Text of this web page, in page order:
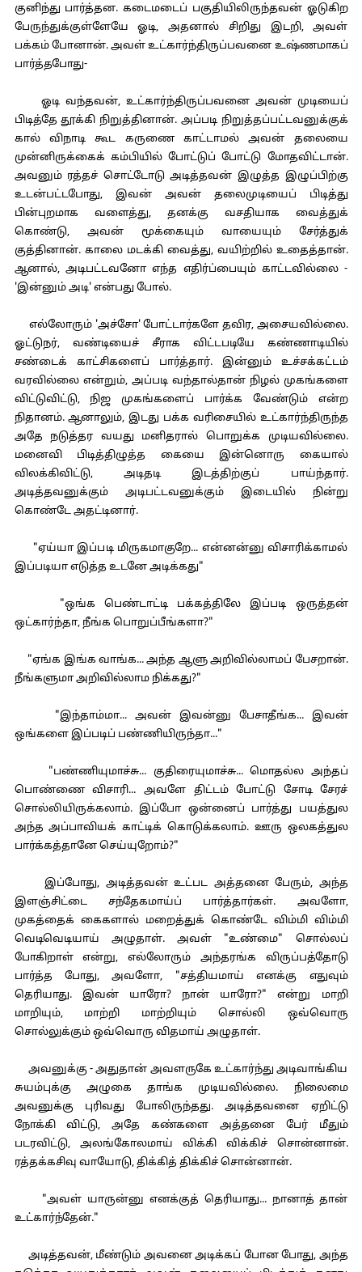
குனிந்து பார்த்தன. கடைமடைப் பகுதியிலிருந்தவன் ஓடுகிற
பேருந்துக்குள்ளேயே ஓடி, அதனால் சிறிது இடறி, அவள்
பக்கம் போனான். அவள் உட்கார்ந்திருப்பவனை உஷ்ணமாகப்
பார்த்தபோது-
ஓடி வந்தவன், உட்கார்ந்திருப்பவனை அவன் முடியைப்
பிடித்தே தூக்கி நிறுத்தினான். அப்படி நிறுத்தப்பட்டவனுக்குக்
கால் விநாடி கூட கருணை காட்டாமல் அவன் தலையை
முன்னிருக்கைக் கம்பியில் போட்டுப் போட்டு மோதவிட்டான்.
அவனும் ரத்தச் சொட்டோடு அடித்தவன் இழுத்த இழுப்பிற்கு
உடன்பட்டபோது, இவன் அவன் தலைமுடியைப் பிடித்து
பின்புறமாக வளைத்து, தனக்கு வசதியாக வைத்துக்
கொண்டு, அவன் மூக்கையும் வாயையும் சேர்த்துக்
குத்தினான். காலை மடக்கி வைத்து, வயிற்றில் உதைத்தான்.
ஆனால், அடிபட்டவனோ எந்த எதிர்ப்பையும் காட்டவில்லை -
'இன்னும் அடி' என்பது போல்.
எல்லோரும் 'அச்சோ' போட்டார்களே தவிர, அசையவில்லை.
ஓட்டுநர், வண்டியைச் சீராக விட்டபடியே கண்ணாடியில்
சண்டைக் காட்சிகளைப் பார்த்தார். இன்னும் உச்சக்கட்டம்
வரவில்லை என்றும், அப்படி வந்தால்தான் நிழல் முகங்களை
விட்டுவிட்டு, நிஜ முகங்களைப் பார்க்க வேண்டும் என்ற
நிதானம். ஆனாலும், இடது பக்க வரிசையில் உட்கார்ந்திருந்த
அதே நடுத்தர வயது மனிதரால் பொறுக்க முடியவில்லை.
மனைவி பிடித்திழுத்த கையை இன்னொரு கையால்
விலக்கிவிட்டு, அடிதடி இடத்திற்குப் பாய்ந்தார்.
அடித்தவனுக்கும் அடிபட்டவனுக்கும் இடையில் நின்று
கொண்டே அதட்டினார்.
"ஏய்யா இப்படி மிருகமாகுறே... என்னன்னு விசாரிக்காமல்
இப்படியா எடுத்த உடனே அடிக்கது"
"ஒங்க பெண்டாட்டி பக்கத்திலே இப்படி ஒருத்தன்
ஒட்கார்ந்தா, நீங்க பொறுப்பீங்களா?"
"ஏங்க இங்க வாங்க... அந்த ஆளு அறிவில்லாமப் பேசறான்.
நீங்களுமா அறிவில்லாம நிக்கது?"
"இந்தாம்மா... அவன் இவன்னு பேசாதீங்க... இவன்
ஒங்களை இப்படிப் பண்ணியிருந்தா..."
"பண்ணியுமாச்சு... குதிரையுமாச்சு... மொதல்ல அந்தப்
பொண்ணை விசாரி... அவளே திட்டம் போட்டு சோடி சேரச்
சொல்லியிருக்கலாம். இப்போ ஒன்னைப் பார்த்து பயத்துல
அந்த அப்பாவியக் காட்டிக் கொடுக்கலாம். ஊரு ஒலகத்துல
பார்க்கத்தானே செய்யுறோம்?"
இப்போது, அடித்தவன் உட்பட அத்தனை பேரும், அந்த
இளஞ்சிட்டை சந்தேகமாய்ப் பார்த்தார்கள். அவளோ,
முகத்தைக் கைகளால் மறைத்துக் கொண்டே விம்மி விம்மி
வெடிவெடியாய் அழுதாள். அவள் "உண்மை" சொல்லப்
போகிறாள் என்று, எல்லோரும் அந்தரங்க விருப்பத்தோடு
பார்த்த போது, அவளோ, "சத்தியமாய் எனக்கு எதுவும்
தெரியாது. இவன் யாரோ? நான் யாரோ?" என்று மாறி
மாறியும், மாற்றி மாற்றியும் சொல்லி ஒவ்வொரு
சொல்லுக்கும் ஒவ்வொரு விதமாய் அழுதாள்.
அவனுக்கு - அதுதான் அவளருகே உட்கார்ந்து அடிவாங்கிய
சுயம்புக்கு அழுகை தாங்க முடியவில்லை. நிலைமை
அவனுக்கு புரிவது போலிருந்தது. அடித்தவனை ஏறிட்டு
நோக்கி விட்டு, அதே கண்களை அத்தனை பேர் மீதும்
படரவிட்டு, அலங்கோலமாய் விக்கி விக்கிச் சொன்னான்.
ரத்தக்கசிவு வாயோடு, திக்கித் திக்கிச் சொன்னான்.
"அவள் யாருன்னு எனக்குத் தெரியாது... நானாத் தான்
உட்கார்ந்தேன்."
அடித்தவன், மீண்டும் அவனை அடிக்கப் போன போது, அந்த